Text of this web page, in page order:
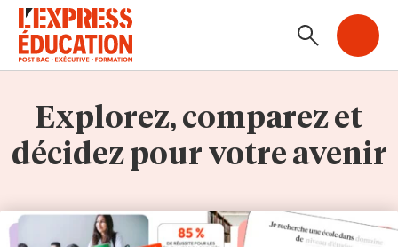
Explorez, comparez et
décidez pour votre avenir